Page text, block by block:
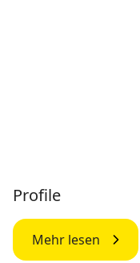
Profile
Mehr lesen